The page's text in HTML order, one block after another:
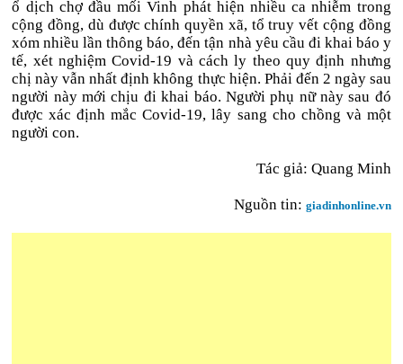
ổ dịch chợ đầu mối Vinh phát hiện nhiều ca nhiễm trong
cộng đồng, dù được chính quyền xã, tổ truy vết cộng đồng
xóm nhiều lần thông báo, đến tận nhà yêu cầu đi khai báo y
tế, xét nghiệm Covid-19 và cách ly theo quy định nhưng
chị này vẫn nhất định không thực hiện. Phải đến 2 ngày sau
người này mới chịu đi khai báo. Người phụ nữ này sau đó
được xác định mắc Covid-19, lây sang cho chồng và một
người con.
Tác giả: Quang Minh
Nguồn tin: giadinhonline.vn